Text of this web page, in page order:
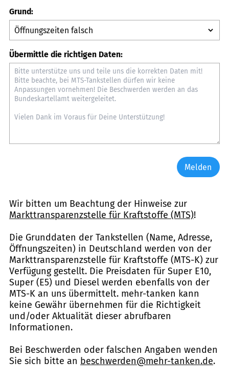
Grund:
Übermittle die richtigen Daten:
Melden
Wir bitten um Beachtung der Hinweise zur
Markttransparenzstelle für Kraftstoffe (MTS)!
Die Grunddaten der Tankstellen (Name, Adresse,
Öffnungszeiten) in Deutschland werden von der
Markttransparenzstelle für Kraftstoffe (MTS-K) zur
Verfügung gestellt. Die Preisdaten für Super E10,
Super (E5) und Diesel werden ebenfalls von der
MTS-K an uns übermittelt. mehr-tanken kann
keine Gewähr übernehmen für die Richtigkeit
und/oder Aktualität dieser abrufbaren
Informationen.
Bei Beschwerden oder falschen Angaben wenden
Sie sich bitte an beschwerden@mehr-tanken.de.